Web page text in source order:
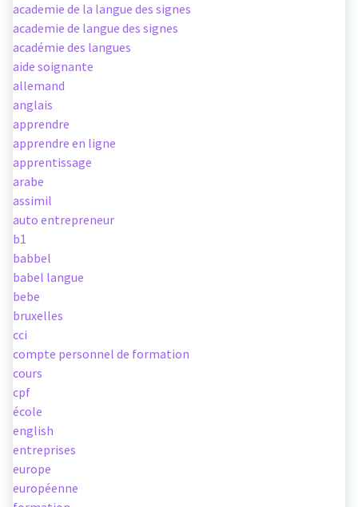
academie de la langue des signes
academie de langue des signes
académie des langues
aide soignante
allemand
anglais
apprendre
apprendre en ligne
apprentissage
arabe
assimil
auto entrepreneur
b1
babbel
babel langue
bebe
bruxelles
cci
compte personnel de formation
cours
cpf
école
english
entreprises
europe
européenne